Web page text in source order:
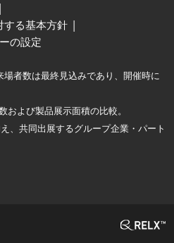
する基本方針
の設定
者数は最終見込みであり、開催時に
よび製品展示面積の比較。
、共同出展するグループ企業・パート